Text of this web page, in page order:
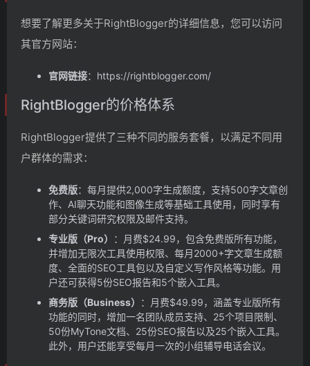
想要了解更多关于RightBlogger的详细信息，您可以访问
其官方网站：
官网链接：https://rightblogger.com/
RightBlogger的价格体系
RightBlogger提供了三种不同的服务套餐，以满足不同用
户群体的需求：
免费版：每月提供2,000字生成额度，支持500字文章创
作、AI聊天功能和图像生成等基础工具使用，同时享有
部分关键词研究权限及邮件支持。
专业版（Pro）
：月费$24.99，包含免费版所有功能，
并增加无限次工具使用权限、每月2000+字文章生成额
度、全面的SEO工具包以及自定义写作风格等功能。用
户还可获得5份SEO报告和5个嵌入工具。
商务版（Business）
：月费$49.99，涵盖专业版所有
功能的同时，增加一名团队成员支持、25个项目限制、
50份MyTone文档、25份SEO报告以及25个嵌入工具。
此外，用户还能享受每月一次的小组辅导电话会议。